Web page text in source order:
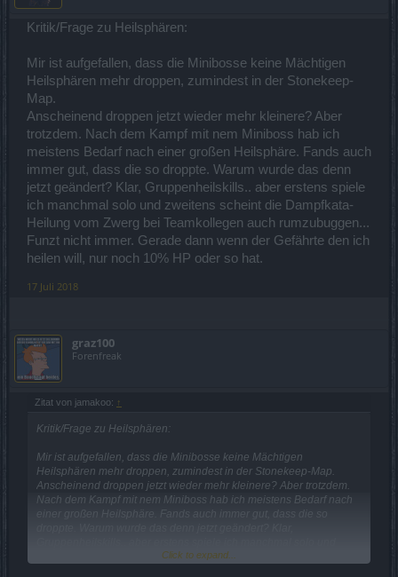
Kritik/Frage zu Heilsphären:
Mir ist aufgefallen, dass die Minibosse keine Mächtigen
Heilsphären mehr droppen, zumindest in der Stonekeep-
Map.
Anscheinend droppen jetzt wieder mehr kleinere? Aber
trotzdem. Nach dem Kampf mit nem Miniboss hab ich
meistens Bedarf nach einer großen Heilsphäre. Fands auch
immer gut, dass die so droppte. Warum wurde das denn
jetzt geändert? Klar, Gruppenheilskills.. aber erstens spiele
ich manchmal solo und zweitens scheint die Dampfkata-
Heilung vom Zwerg bei Teamkollegen auch rumzubuggen...
Funzt nicht immer. Gerade dann wenn der Gefährte den ich
heilen will, nur noch 10% HP oder so hat.
17 Juli 2018
graz100
Forenfreak
Zitat von jamakoo: ↑
Kritik/Frage zu Heilsphären:
Mir ist aufgefallen, dass die Minibosse keine Mächtigen
Heilsphären mehr droppen, zumindest in der Stonekeep-Map.
Anscheinend droppen jetzt wieder mehr kleinere? Aber trotzdem.
Nach dem Kampf mit nem Miniboss hab ich meistens Bedarf nach
einer großen Heilsphäre. Fands auch immer gut, dass die so
zweitens scheint die Dampfkata-Heilung vom Zwerg bei
Click to expand...